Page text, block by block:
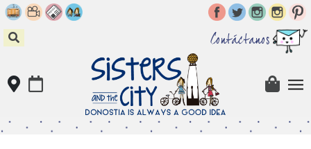
Skip
to
content
Contáctanos